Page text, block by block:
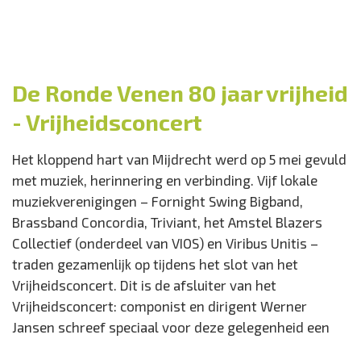
De Ronde Venen 80 jaar vrijheid
- Vrijheidsconcert
Het kloppend hart van Mijdrecht werd op 5 mei gevuld
met muziek, herinnering en verbinding. Vijf lokale
muziekverenigingen – Fornight Swing Bigband,
Brassband Concordia, Triviant, het Amstel Blazers
Collectief (onderdeel van VIOS) en Viribus Unitis –
traden gezamenlijk op tijdens het slot van het
Vrijheidsconcert. Dit is de afsluiter van het
Vrijheidsconcert: componist en dirigent Werner
Jansen schreef speciaal voor deze gelegenheid een